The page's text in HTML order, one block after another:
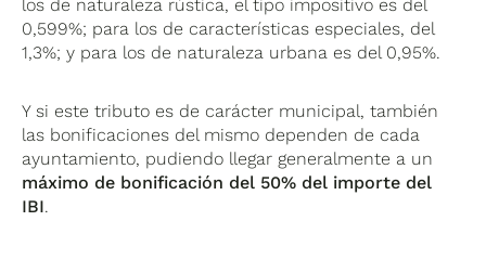
los de naturaleza rústica, el tipo impositivo es del
0,599%; para los de características especiales, del
1,3%; y para los de naturaleza urbana es del 0,95%.
Y si este tributo es de carácter municipal, también
las bonificaciones del mismo dependen de cada
ayuntamiento, pudiendo llegar generalmente a un
máximo de bonificación del 50% del importe del
IBI.